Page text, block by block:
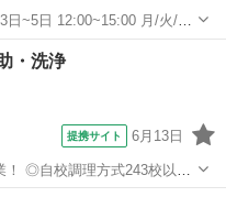
ト（153...
・洗浄
提携サイト 6月13日
上/